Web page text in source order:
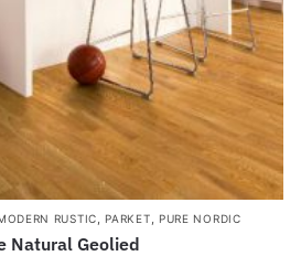
RUSTIC PARKET PURE NORDIC
Natural Geolied